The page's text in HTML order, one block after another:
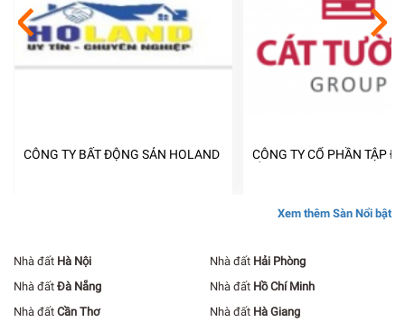
CÔNG TY BẤT ĐỘNG SẢN HOLAND
CÔNG TY CỔ PHẦN TẬP
Xem thêm Sàn Nổi bật
Nhà đất Hà Nội Nhà đất Hải Phòng
Nhà đất Đà Nẵng Nhà đất Hồ Chí Minh
Nhà đất Cần Thơ Nhà đất Hà Giang